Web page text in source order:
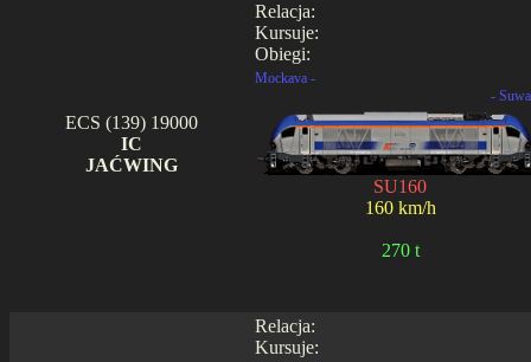
Relacja:
Kursuje:
Obiegi:
ECS (139) 19000
IC
JAĆWING
Mockava -
-
SU160
160 km/h
270 t
Relacja:
Kursuje: